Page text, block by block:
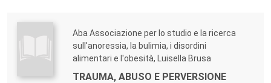
Aba Associazione per lo studio e la ricerca
sull'anoressia, la bulimia, i disordini
alimentari e l'obesità, Luisella Brusa
TRAUMA, ABUSO E PERVERSIONE